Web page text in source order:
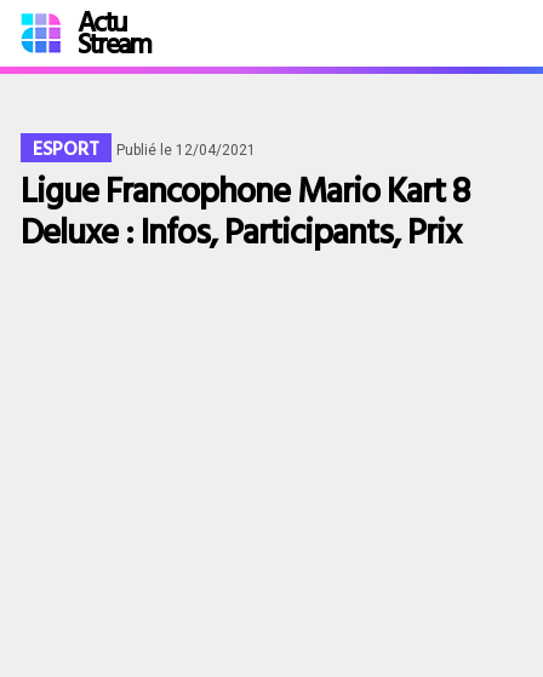
Actu
Stream
ESPORT Publié le 12/04/2021
Ligue Francophone Mario Kart 8
Deluxe : Infos, Participants, Prix